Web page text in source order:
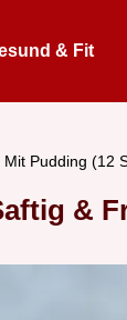
& Fit
Pudding (12
&